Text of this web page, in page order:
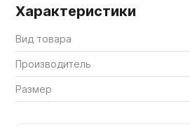
Характеристики
Вид товара
Производитель
Размер